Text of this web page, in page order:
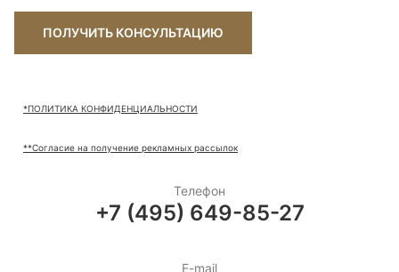
Зимняя сказка (sanded)
Канна (brushed)
Карлайл New (brushed)
Маллоу (Wildwood)
ПОЛУЧИТЬ КОНСУЛЬТАЦИЮ
*ПОЛИТИКА КОНФИДЕНЦИАЛЬНОСТИ
**Согласие на получение рекламных рассылок
Телефон
+7 (495) 649-85-27
E-mail